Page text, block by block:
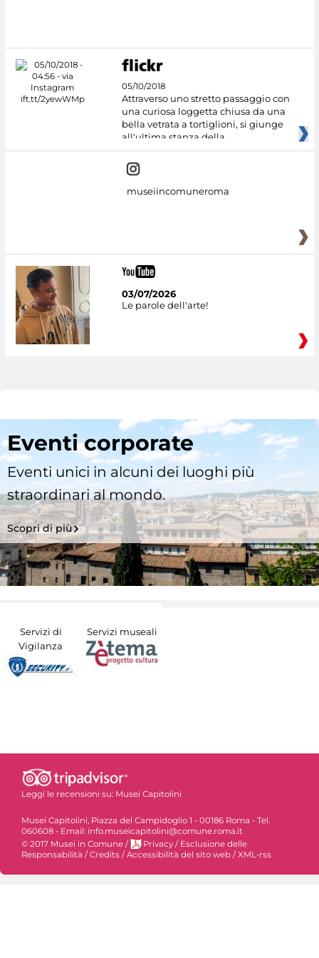
05/10/2018
Attraverso uno stretto passaggio con
una curiosa loggetta chiusa da una
bella vetrata a tortiglioni, si giunge
all'ultima stanza della
museiincomuneroma
03/07/2026
Le parole dell'arte!
Eventi corporate
Eventi unici in alcuni dei luoghi più
straordinari al mondo.
Scopri di più
Servizi di
Vigilanza
Servizi museali
Leggi le recensioni su: Musei Capitolini
Musei Capitolini, Piazza del Campidoglio 1 - 00186 Roma - Tel.
060608 - Email: info.museicapitolini@comune.roma.it
© 2017 Musei in Comune / Privacy / Esclusione delle
Responsabilità / Credits / Accessibilità del sito web / XML-rss